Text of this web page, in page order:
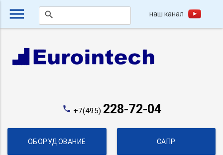
menu search наш канал
phone +7(495) 228-72-04
ОБОРУДОВАНИЕ САПР